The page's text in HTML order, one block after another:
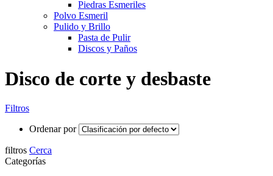
Piedras Esmeriles
Polvo Esmeril
Pulido y Brillo
Pasta de Pulir
Discos y Paños
Disco de corte y desbaste
Filtros
Ordenar por
filtros Cerca
Categorías